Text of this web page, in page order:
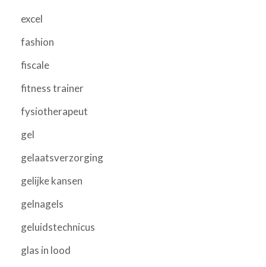
excel
fashion
fiscale
fitness trainer
fysiotherapeut
gel
gelaatsverzorging
gelijke kansen
gelnagels
geluidstechnicus
glas in lood